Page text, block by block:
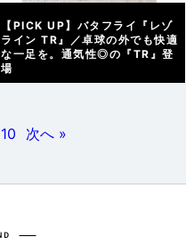
【PICK UP】バタフライ『レゾ
ライン TR』／卓球の外でも快適
な一足を。通気性◎の『TR』登
場
10 次へ »